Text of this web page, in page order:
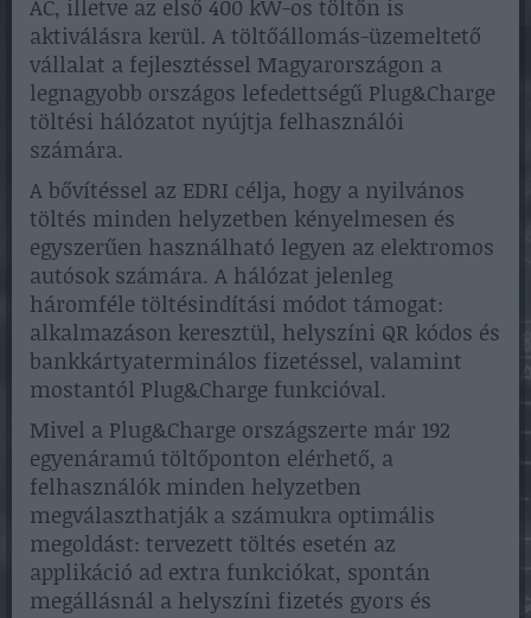
AC, illetve az első 400 kW-os töltőn is
aktiválásra kerül. A töltőállomás-üzemeltető
vállalat a fejlesztéssel Magyarországon a
legnagyobb országos lefedettségű Plug&Charge
töltési hálózatot nyújtja felhasználói
számára.
A bővítéssel az EDRI célja, hogy a nyilvános
töltés minden helyzetben kényelmesen és
egyszerűen használható legyen az elektromos
autósok számára. A hálózat jelenleg
háromféle töltésindítási módot támogat:
alkalmazáson keresztül, helyszíni QR kódos és
bankkártyaterminálos fizetéssel, valamint
mostantól Plug&Charge funkcióval.
Mivel a Plug&Charge országszerte már 192
egyenáramú töltőponton elérhető, a
felhasználók minden helyzetben
megválaszthatják a számukra optimális
megoldást: tervezett töltés esetén az
applikáció ad extra funkciókat, spontán
megállásnál a helyszíni fizetés gyors és